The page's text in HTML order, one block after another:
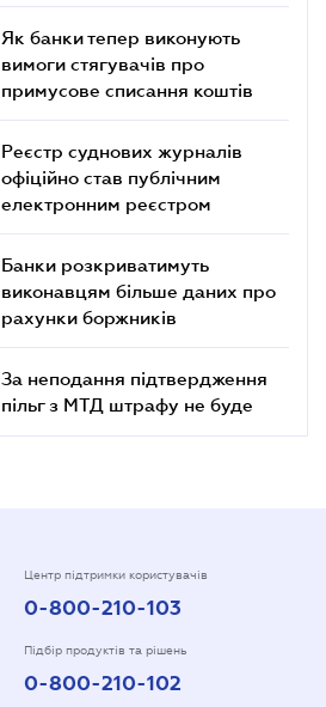
Як банки тепер виконують
вимоги стягувачів про
примусове списання коштів
Реєстр суднових журналів
офіційно став публічним
електронним реєстром
Банки розкриватимуть
виконавцям більше даних про
рахунки боржників
За неподання підтвердження
пільг з МТД штрафу не буде
Центр підтримки користувачів
0-800-210-103
Підбір продуктів та рішень
0-800-210-102